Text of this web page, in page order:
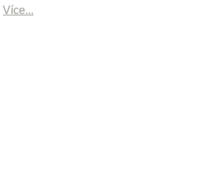
Více...